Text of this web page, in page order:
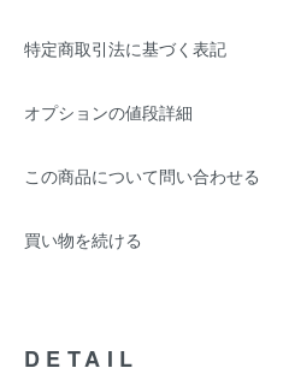
特定商取引法に基づく表記
オプションの値段詳細
この商品について問い合わせる
買い物を続ける
DETAIL